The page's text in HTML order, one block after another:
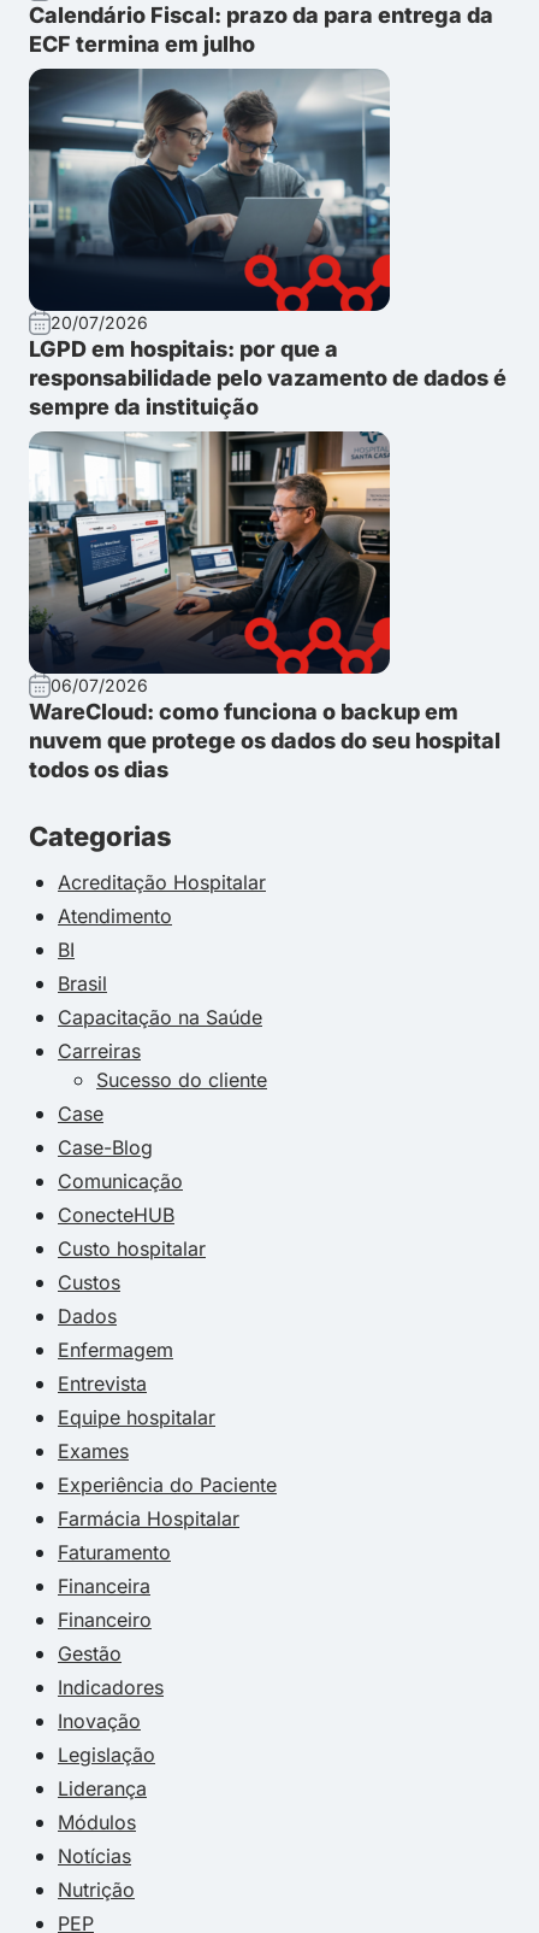
Calendário Fiscal: prazo da para entrega da
ECF termina em julho
20/07/2026
LGPD em hospitais: por que a
responsabilidade pelo vazamento de dados é
sempre da instituição
06/07/2026
WareCloud: como funciona o backup em
nuvem que protege os dados do seu hospital
todos os dias
Categorias
Acreditação Hospitalar
Atendimento
BI
Brasil
Capacitação na Saúde
Carreiras
Sucesso do cliente
Case
Case-Blog
Comunicação
ConecteHUB
Custo hospitalar
Custos
Dados
Enfermagem
Entrevista
Equipe hospitalar
Exames
Experiência do Paciente
Farmácia Hospitalar
Faturamento
Financeira
Financeiro
Gestão
Indicadores
Inovação
Legislação
Liderança
Módulos
Notícias
Nutrição
PEP